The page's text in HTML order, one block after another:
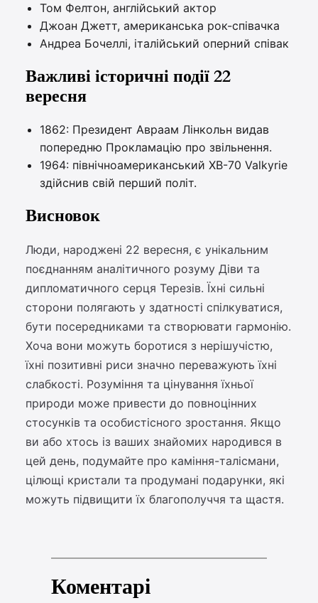
Том Фелтон, англійський актор
Джоан Джетт, американська рок-співачка
Андреа Бочеллі, італійський оперний співак
Важливі історичні події 22
вересня
1862: Президент Авраам Лінкольн видав
попередню Прокламацію про звільнення.
1964: північноамериканський XB-70 Valkyrie
здійснив свій перший політ.
Висновок
Люди, народжені 22 вересня, є унікальним
поєднанням аналітичного розуму Діви та
дипломатичного серця Терезів. Їхні сильні
сторони полягають у здатності спілкуватися,
бути посередниками та створювати гармонію.
Хоча вони можуть боротися з нерішучістю,
їхні позитивні риси значно переважують їхні
слабкості. Розуміння та цінування їхньої
природи може привести до повноцінних
стосунків та особистісного зростання. Якщо
ви або хтось із ваших знайомих народився в
цей день, подумайте про каміння-талісмани,
цілющі кристали та продумані подарунки, які
можуть підвищити їх благополуччя та щастя.
Коментарі